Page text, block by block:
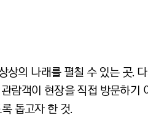
상의 나래를 펼칠 수 있는 곳.
람객이 현장을 직접 방문하
돕고자 한 것.